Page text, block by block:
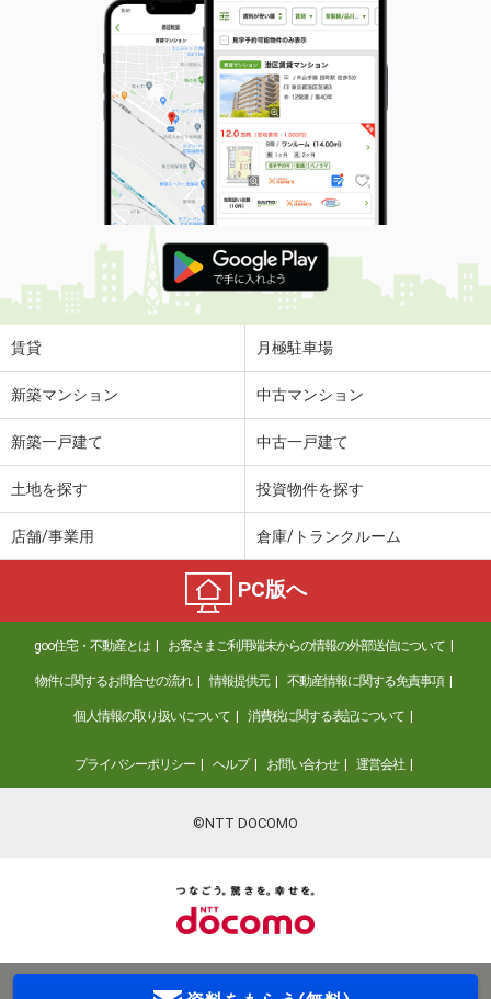
賃貸 月極駐車場
新築マンション 中古マンション
新築一戸建て 中古一戸建て
土地を探す 投資物件を探す
店舗/事業用 倉庫/トランクルーム
PC版へ
goo住宅・不動産とは お客さまご利用端末からの情報の外部送信について
物件に関するお問合せの流れ 情報提供元 不動産情報に関する免責事項
個人情報の取り扱いについて 消費税に関する表記について
プライバシーポリシー ヘルプ お問い合わせ 運営会社
©NTT DOCOMO